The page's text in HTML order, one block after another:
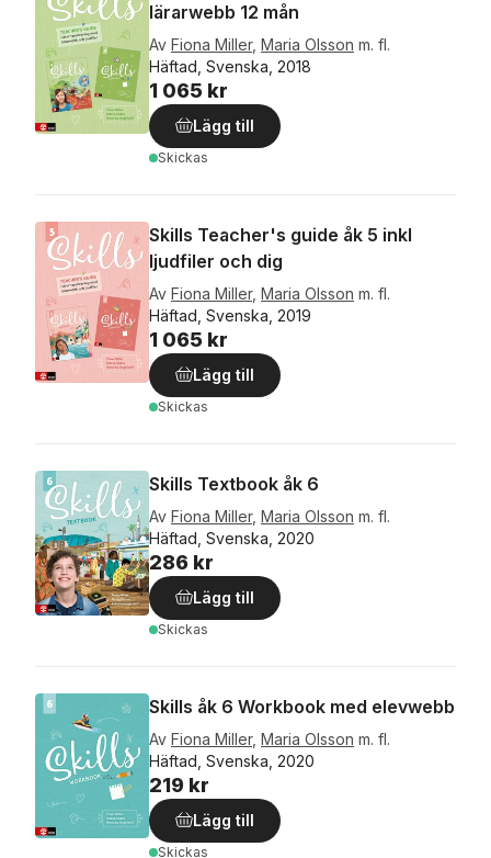
lärarwebb 12 mån
Av Fiona Miller, Maria Olsson m. fl.
Häftad, Svenska, 2018
1 065 kr
Lägg till
Skickas
Skills Teacher's guide åk 5 inkl
ljudfiler och dig
Av Fiona Miller, Maria Olsson m. fl.
Häftad, Svenska, 2019
1 065 kr
Lägg till
Skickas
Skills Textbook åk 6
Av Fiona Miller, Maria Olsson m. fl.
Häftad, Svenska, 2020
286 kr
Lägg till
Skickas
Skills åk 6 Workbook med elevwebb
Av Fiona Miller, Maria Olsson m. fl.
Häftad, Svenska, 2020
219 kr
Lägg till
Skickas